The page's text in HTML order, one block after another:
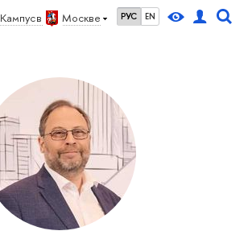
Кампус в Москве РУС EN